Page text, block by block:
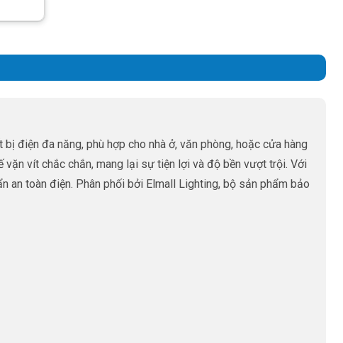
điện đa năng, phù hợp cho nhà ở, văn phòng, hoặc cửa hàng
vít chắc chắn, mang lại sự tiện lợi và độ bền vượt trội. Với
an toàn điện. Phân phối bởi Elmall Lighting, bộ sản phẩm bảo